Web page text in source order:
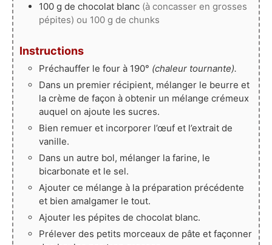
100 g de chocolat blanc (à concasser en grosses
pépites) ou 100 g de chunks
Instructions
Préchauffer le four à 190° (chaleur tournante).
Dans un premier récipient, mélanger le beurre et
la crème de façon à obtenir un mélange crémeux
auquel on ajoute les sucres.
Bien remuer et incorporer l’œuf et l’extrait de
vanille.
Dans un autre bol, mélanger la farine, le
bicarbonate et le sel.
Ajouter ce mélange à la préparation précédente
et bien amalgamer le tout.
Ajouter les pépites de chocolat blanc.
Prélever des petits morceaux de pâte et façonner